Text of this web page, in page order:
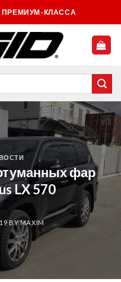
КЛАССА
фар
LX 570
BYMAXIM